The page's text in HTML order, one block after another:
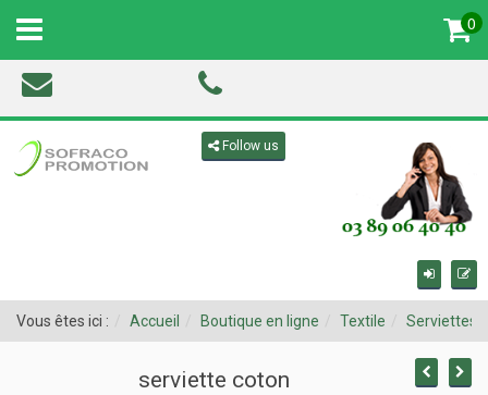
Follow us
0
MENU
Vous êtes ici : Accueil Boutique en ligne Textile Serviettes
serviette coton